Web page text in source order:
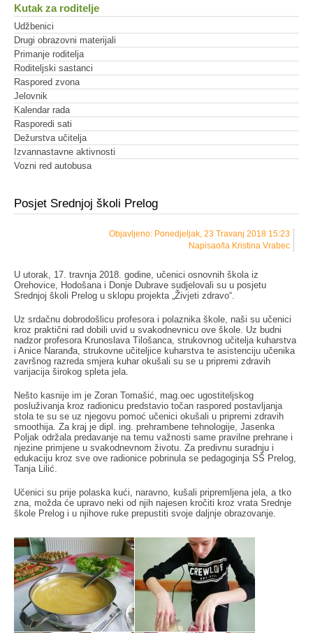
Kutak za roditelje
Udžbenici
Drugi obrazovni materijali
Primanje roditelja
Roditeljski sastanci
Raspored zvona
Jelovnik
Kalendar rada
Rasporedi sati
Dežurstva učitelja
Izvannastavne aktivnosti
Vozni red autobusa
Posjet Srednjoj školi Prelog
Objavljeno: Ponedjeljak, 23 Travanj 2018 15:23
Napisao/la Kristina Vrabec
U utorak, 17. travnja 2018. godine, učenici osnovnih škola iz
Orehovice, Hodošana i Donje Dubrave sudjelovali su u posjetu
Srednjoj školi Prelog u sklopu projekta „Živjeti zdravo“.
Uz srdačnu dobrodošlicu profesora i polaznika škole, naši su učenici
kroz praktični rad dobili uvid u svakodnevnicu ove škole. Uz budni
nadzor profesora Krunoslava Tilošanca, strukovnog učitelja kuharstva
i Anice Naranđa, strukovne učiteljice kuharstva te asistenciju učenika
završnog razreda smjera kuhar okušali su se u pripremi zdravih
varijacija širokog spleta jela.
Nešto kasnije im je Zoran Tomašić, mag.oec ugostiteljskog
posluživanja kroz radionicu predstavio točan raspored postavljanja
stola te su se uz njegovu pomoć učenici okušali u pripremi zdravih
smoothija. Za kraj je dipl. ing. prehrambene tehnologije, Jasenka
Poljak održala predavanje na temu važnosti same pravilne prehrane i
njezine primjene u svakodnevnom životu. Za predivnu suradnju i
edukaciju kroz sve ove radionice pobrinula se pedagoginja SŠ Prelog,
Tanja Lilić.
Učenici su prije polaska kući, naravno, kušali pripremljena jela, a tko
zna, možda će upravo neki od njih najesen kročiti kroz vrata Srednje
škole Prelog i u njihove ruke prepustiti svoje daljnje obrazovanje.